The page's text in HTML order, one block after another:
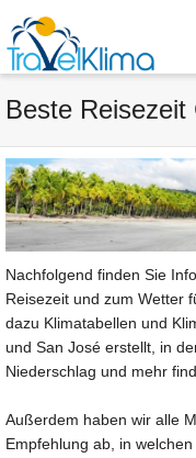
Beste Reisezeit
Nachfolgend finden Sie
Reisezeit und zum Wetter
dazu Klimatabellen und
und San José erstellt, in
Niederschlag und mehr
Außerdem haben wir alle
Empfehlung ab, in